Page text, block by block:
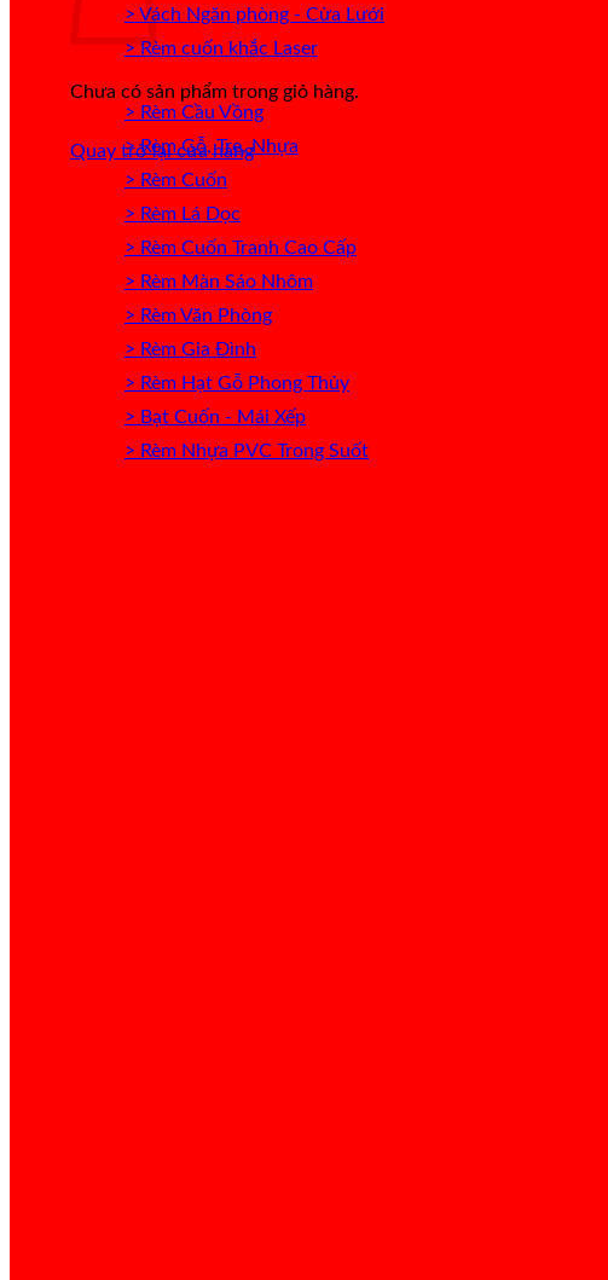
Chưa có sản phẩm trong giỏ hàng.
Quay trở lại cửa hàng
> Vách Ngăn phòng - Cửa Lưới
> Rèm cuốn khắc Laser
> Rèm Cầu Vồng
> Rèm Gỗ, Tre, Nhựa
> Rèm Cuốn
> Rèm Lá Dọc
> Rèm Cuốn Tranh Cao Cấp
> Rèm Màn Sáo Nhôm
> Rèm Văn Phòng
> Rèm Gia Đình
> Rèm Hạt Gỗ Phong Thủy
> Bạt Cuốn - Mái Xếp
> Rèm Nhựa PVC Trong Suốt